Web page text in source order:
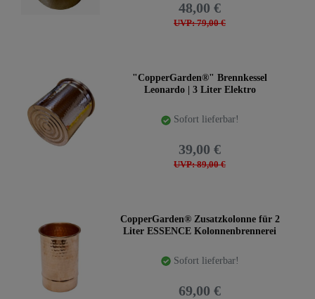
UVP: 79,00 €
48,00 €
"CopperGarden®" Brennkessel
Leonardo | 3 Liter Elektro
Sofort lieferbar!
UVP: 89,00 €
39,00 €
CopperGarden® Zusatzkolonne für 2
Liter ESSENCE Kolonnenbrennerei
Sofort lieferbar!
69,00 €